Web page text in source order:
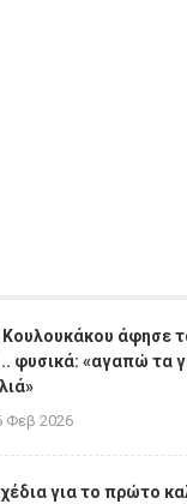
Κουλουκάκου άφησε
φυσικά: «αγαπώ τα
Φεβ 2026
για το πρώτο